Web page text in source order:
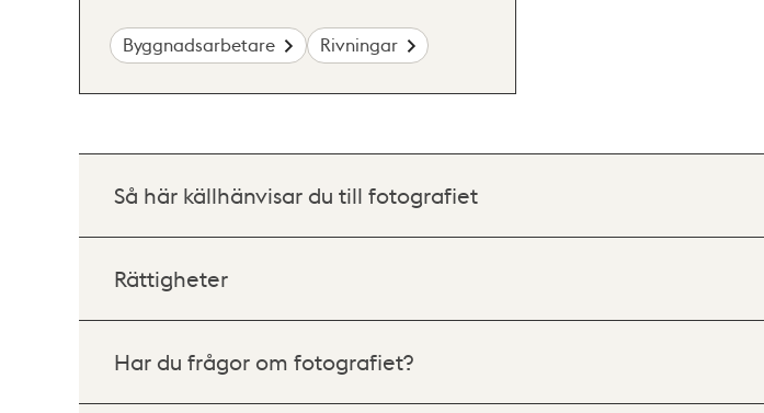
Byggnadsarbetare Rivningar
Så här källhänvisar du till fotografiet
Rättigheter
Har du frågor om fotografiet?